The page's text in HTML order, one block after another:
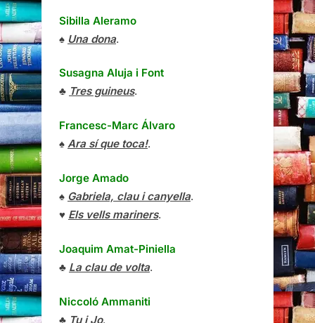
Sibilla Aleramo
♠ Una dona.
Susagna Aluja i Font
♣ Tres guineus.
Francesc-Marc Álvaro
♠ Ara sí que toca!.
Jorge Amado
♠ Gabriela, clau i canyella.
♥ Els vells mariners.
Joaquim Amat-Piniella
♣ La clau de volta.
Niccoló Ammaniti
♣ Tu i Jo.